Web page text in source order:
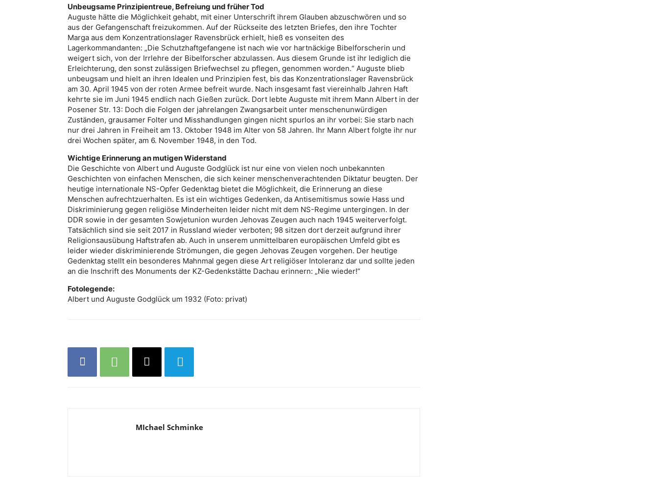
Unbeugsame Prinzipientreue, Befreiung und früher Tod
Auguste hätte die Möglichkeit gehabt, mit einer Unterschrift ihrem Glauben abzuschwören und so
aus der Gefangenschaft freizukommen. Auf der Rückseite des letzten Briefes, den ihre Tochter
Marga aus dem Konzentrationslager Ravensbrück erhielt, hieß es vonseiten des
Lagerkommandanten: „Die Schutzhaftgefangene ist nach wie vor hartnäckige Bibelforscherin und
weigert sich, von der Irrlehre der Bibelforscher abzulassen. Aus diesem Grunde ist ihr lediglich die
Erleichterung, den sonst zulässigen Briefwechsel zu pflegen, genommen worden.“ Auguste blieb
unbeugsam und hielt an ihren Idealen und Prinzipien fest, bis das Konzentrationslager Ravensbrück
am 30. April 1945 von der roten Armee befreit wurde. Nach insgesamt fast viereinhalb Jahren Haft
kehrte sie im Juni 1945 endlich nach Gießen zurück. Dort lebte Auguste mit ihrem Mann Albert in der
Posener Str. 13: Doch die Folgen der jahrelangen Zwangsarbeit unter menschenunwürdigen
Zuständen, grausamer Folter und Misshandlungen gingen nicht spurlos an ihr vorbei: Sie starb nach
nur drei Jahren in Freiheit am 13. Oktober 1948 im Alter von 58 Jahren. Ihr Mann Albert folgte ihr nur
drei Wochen später, am 6. November 1948, in den Tod.
Wichtige Erinnerung an mutigen Widerstand
Die Geschichte von Albert und Auguste Godglück ist nur eine von vielen noch unbekannten
Geschichten von einfachen Menschen, die sich keiner menschenverachtenden Diktatur beugten. Der
heutige internationale NS-Opfer Gedenktag bietet die Möglichkeit, die Erinnerung an diese
Menschen aufrechtzuerhalten. Es ist ein wichtiges Gedenken, da Antisemitismus sowie Hass und
Diskriminierung gegen religiöse Minderheiten leider nicht mit dem NS-Regime untergingen. In der
DDR sowie in der gesamten Sowjetunion wurden Jehovas Zeugen auch nach 1945 weiterverfolgt.
Tatsächlich sind sie seit 2017 in Russland wieder verboten; 98 sitzen dort derzeit aufgrund ihrer
Religionsausübung Haftstrafen ab. Auch in unserem unmittelbaren europäischen Umfeld gibt es
leider wieder diskriminierende Strömungen, die gegen Jehovas Zeugen vorgehen. Der heutige
Gedenktag stellt ein besonderes Mahnmal gegen diese Art religiöser Intoleranz dar und sollte jeden
an die Inschrift des Monuments der KZ-Gedenkstätte Dachau erinnern: „Nie wieder!“
Fotolegende:
Albert und Auguste Godglück um 1932 (Foto: privat)
MIchael Schminke